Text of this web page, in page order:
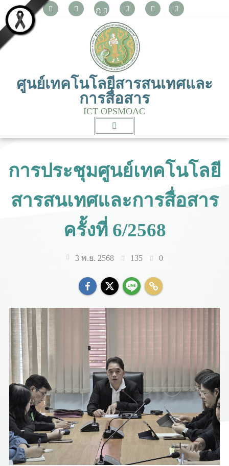
ก
ศูนย์เทคโนโลยีสารสนเทศและ
การสื่อสาร
ICT OPSMOAC
การประชุมศูนย์เทคโนโลยี
สารสนเทศและการสื่อสาร
ครั้งที่ 6/2568
3 พ.ย. 2568 135 0